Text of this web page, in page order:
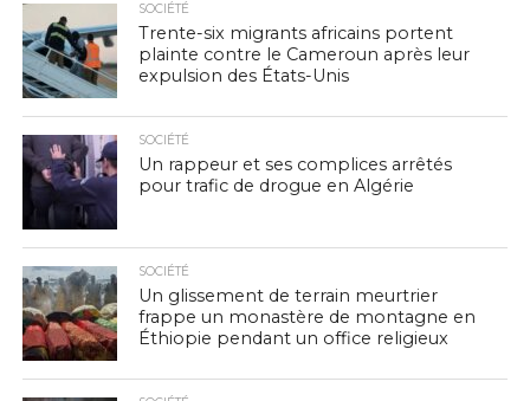
SOCIÉTÉ
Trente-six migrants africains portent
plainte contre le Cameroun après leur
expulsion des États-Unis
SOCIÉTÉ
Un rappeur et ses complices arrêtés
pour trafic de drogue en Algérie
SOCIÉTÉ
Un glissement de terrain meurtrier
frappe un monastère de montagne en
Éthiopie pendant un office religieux